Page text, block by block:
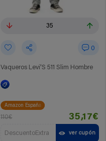
35
0
Vaqueros Levi'S 511 Slim Hombre
Amazon España
110€ 35,17€
DescuentoExtra ver cupón